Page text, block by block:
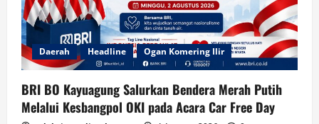
Daerah Headline Ogan Komering Ilir
BRI BO Kayuagung Salurkan Bendera Merah Putih
Melalui Kesbangpol OKI pada Acara Car Free Day